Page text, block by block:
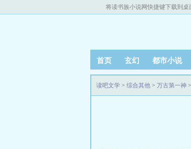
将读书族小说网快捷键下载到桌
首页 玄幻 都市小说
读吧文学 > 综合其他 > 万古第一神 >